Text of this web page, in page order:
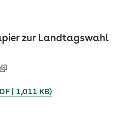
zur Landtagswahl
| 1,011 KB)